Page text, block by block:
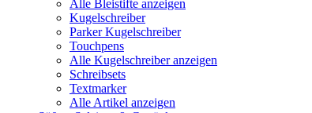
Alle Bleistifte anzeigen
Kugelschreiber
Parker Kugelschreiber
Touchpens
Alle Kugelschreiber anzeigen
Schreibsets
Textmarker
Alle Artikel anzeigen